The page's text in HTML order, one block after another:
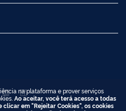
na plataforma e prover serviços
Ao aceitar, você terá acesso a todas
clicar em "Rejeitar Cookies", os cookies